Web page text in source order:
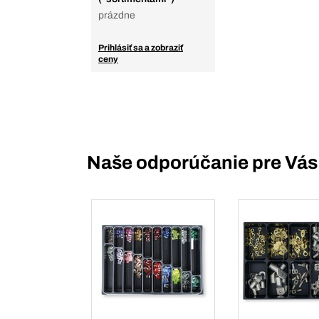
prázdne
Prihlásiť sa a zobraziť
ceny
Naše odporúčanie pre